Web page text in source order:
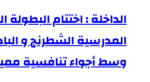
الداخلة : اختتام البطولة
المدرسية الشطرنج و
وسط أجواء تنافسية